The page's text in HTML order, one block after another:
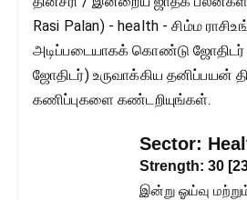
Rasi Palan) - health - சிம்ம
அடிப்படையாகக் கொண்டு ஜோதிடர்
ஜோதிடர்) உருவாக்கிய தனிப்பயன்
கணிப்புகளை கண்டறியுங்கள்.
Sector:
Strength: 30 [
இன்று ஓய்வு